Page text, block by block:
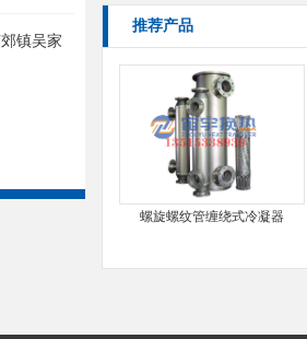
镇吴家
推荐产品
螺旋螺纹管缠绕式冷凝器